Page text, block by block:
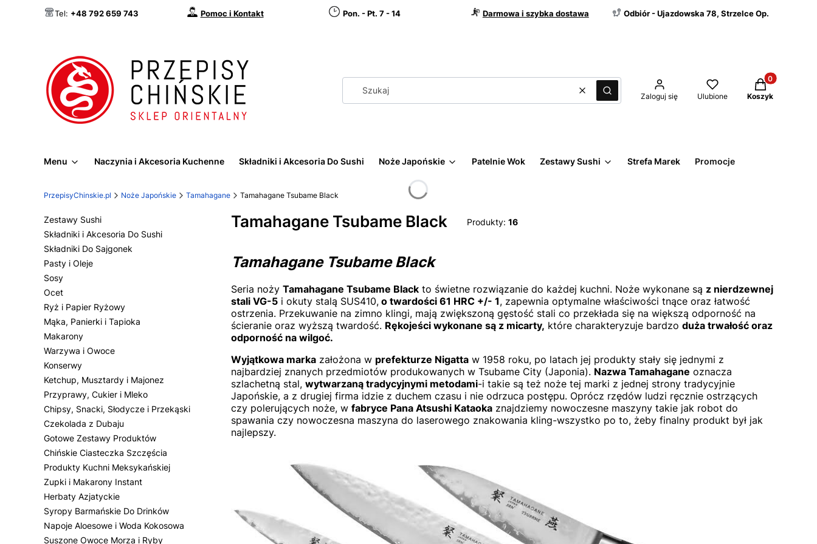
Tel: +48 792 659 743 Pomoc i Kontakt Pon. - Pt. 7 - 14 Darmowa i szybka dostawa Odbiór - Ujazdowska 78, Strzelce Op.
WyczyśćSzukaj Zaloguj się Ulubione
Produkty w
Koszyk
Menu Naczynia i Akcesoria Kuchenne Składniki i Akcesoria Do Sushi Noże Japońskie Patelnie Wok Zestawy Sushi Strefa Marek Promocje
PrzepisyChinskie.pl Noże Japońskie Tamahagane Tamahagane Tsubame Black
Zestawy Sushi
Składniki i Akcesoria Do Sushi
Składniki Do Sajgonek
Pasty i Oleje
Sosy
Ocet
Ryż i Papier Ryżowy
Mąka, Panierki i Tapioka
Makarony
Warzywa i Owoce
Konserwy
Ketchup, Musztardy i Majonez
Przyprawy, Cukier i Mleko
Chipsy, Snacki, Słodycze i Przekąski
Czekolada z Dubaju
Gotowe Zestawy Produktów
Chińskie Ciasteczka Szczęścia
Produkty Kuchni Meksykańskiej
Zupki i Makarony Instant
Herbaty Azjatyckie
Syropy Barmańskie Do Drinków
Napoje Aloesowe i Woda Kokosowa
Suszone Owoce Morza i Ryby
Tamahagane Tsubame Black Produkty: 16
Tamahagane Tsubame Black
Seria noży Tamahagane Tsubame Black to świetne rozwiązanie do każdej kuchni. Noże wykonane są z nierdzewnej
stali VG-5 i okuty stalą SUS410, o twardości 61 HRC +/- 1, zapewnia optymalne właściwości tnące oraz łatwość
ostrzenia. Przekuwanie na zimno klingi, mają zwiększoną gęstość stali co przekłada się na większą odporność na
ścieranie oraz wyższą twardość. Rękojeści wykonane są z micarty, które charakteryzuje bardzo duża trwałość oraz
odporność na wilgoć.
Wyjątkowa marka założona w prefekturze Nigatta w 1958 roku, po latach jej produkty stały się jednymi z
najbardziej znanych przedmiotów produkowanych w Tsubame City (Japonia). Nazwa Tamahagane oznacza
szlachetną stal, wytwarzaną tradycyjnymi metodami-i takie są też noże tej marki z jednej strony tradycyjnie
Japońskie, a z drugiej firma idzie z duchem czasu i nie odrzuca postępu. Oprócz rzędów ludzi ręcznie ostrzących
czy polerujących noże, w fabryce Pana Atsushi Kataoka znajdziemy nowoczesne maszyny takie jak robot do
spawania czy nowoczesna maszyna do laserowego znakowania kling-wszystko po to, żeby finalny produkt był jak
najlepszy.